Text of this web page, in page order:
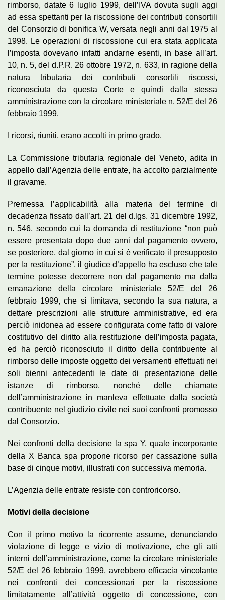
rimborso, datate 6 luglio 1999, dell’IVA dovuta sugli aggi
ad essa spettanti per la riscossione dei contributi consortili
del Consorzio di bonifica W, versata negli anni dal 1975 al
1998. Le operazioni di riscossione cui era stata applicata
l’imposta dovevano infatti andarne esenti, in base all’art.
10, n. 5, del d.P.R. 26 ottobre 1972, n. 633, in ragione della
natura tributaria dei contributi consortili riscossi,
riconosciuta da questa Corte e quindi dalla stessa
amministrazione con la circolare ministeriale n. 52/E del 26
febbraio 1999.
I ricorsi, riuniti, erano accolti in primo grado.
La Commissione tributaria regionale del Veneto, adita in
appello dall’Agenzia delle entrate, ha accolto parzialmente
il gravame.
Premessa l’applicabilità alla materia del termine di
decadenza fissato dall’art. 21 del d.lgs. 31 dicembre 1992,
n. 546, secondo cui la domanda di restituzione “non può
essere presentata dopo due anni dal pagamento ovvero,
se posteriore, dal giorno in cui si è verificato il presupposto
per la restituzione”, il giudice d’appello ha escluso che tale
termine potesse decorrere non dal pagamento ma dalla
emanazione della circolare ministeriale 52/E del 26
febbraio 1999, che si limitava, secondo la sua natura, a
dettare prescrizioni alle strutture amministrative, ed era
perciò inidonea ad essere configurata come fatto di valore
costitutivo del diritto alla restituzione dell’imposta pagata,
ed ha perciò riconosciuto il diritto della contribuente al
rimborso delle imposte oggetto dei versamenti effettuati nei
soli bienni antecedenti le date di presentazione delle
istanze di rimborso, nonché delle chiamate
dell’amministrazione in manleva effettuate dalla società
contribuente nel giudizio civile nei suoi confronti promosso
dal Consorzio.
Nei confronti della decisione la spa Y, quale incorporante
della X Banca spa propone ricorso per cassazione sulla
base di cinque motivi, illustrati con successiva memoria.
L’Agenzia delle entrate resiste con controricorso.
Motivi della decisione
Con il primo motivo la ricorrente assume, denunciando
violazione di legge e vizio di motivazione, che gli atti
interni dell’amministrazione, come la circolare ministeriale
52/E del 26 febbraio 1999, avrebbero efficacia vincolante
nei confronti dei concessionari per la riscossione
limitatamente all’attività oggetto di concessione, con